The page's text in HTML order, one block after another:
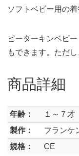
ソフトベビー用の着
ピーターキンベビ
もできます。ただ
商品詳細
年齢：
１～７才
製作：
フランケ
規格：
CE